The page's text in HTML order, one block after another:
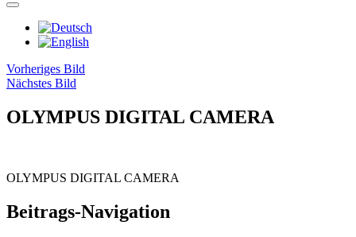
Vorheriges Bild
Nächstes Bild
OLYMPUS DIGITAL CAMERA
OLYMPUS DIGITAL CAMERA
Beitrags-Navigation